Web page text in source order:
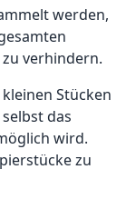
werden,
verhindern.
Stücken
das
wird.
zu